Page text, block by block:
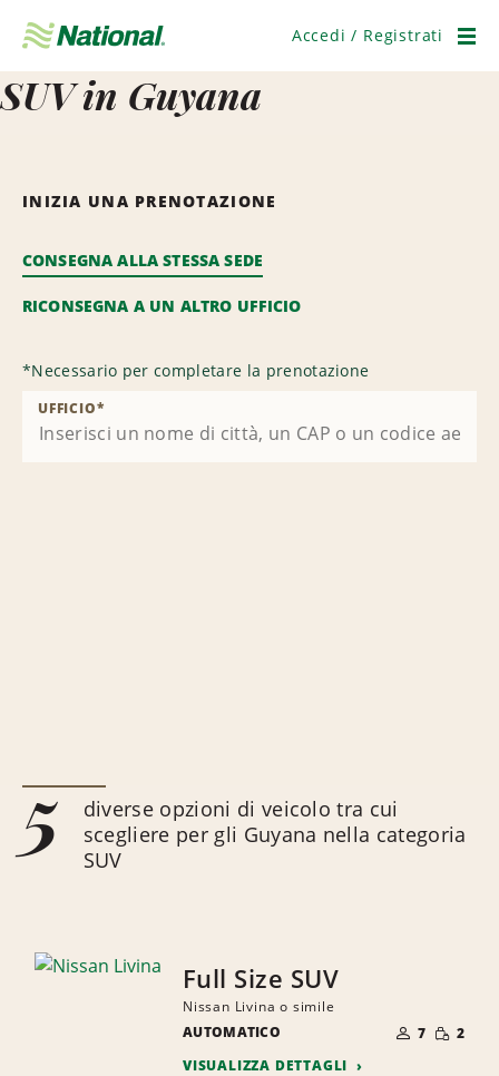
navigazione
Accedi / Registrati
SUV in Guyana
INIZIA UNA PRENOTAZIONE
CONSEGNA ALLA STESSA SEDE
RICONSEGNA A UN ALTRO UFFICIO
*Necessario per completare la prenotazione
UFFICIO*
5
diverse opzioni di veicolo tra cui
scegliere per gli Guyana nella categoria
SUV
Full Size SUV
Nissan Livina o simile
AUTOMATICO
DI
PERSONE
7 RIDOTTA
2
VISUALIZZA DETTAGLI